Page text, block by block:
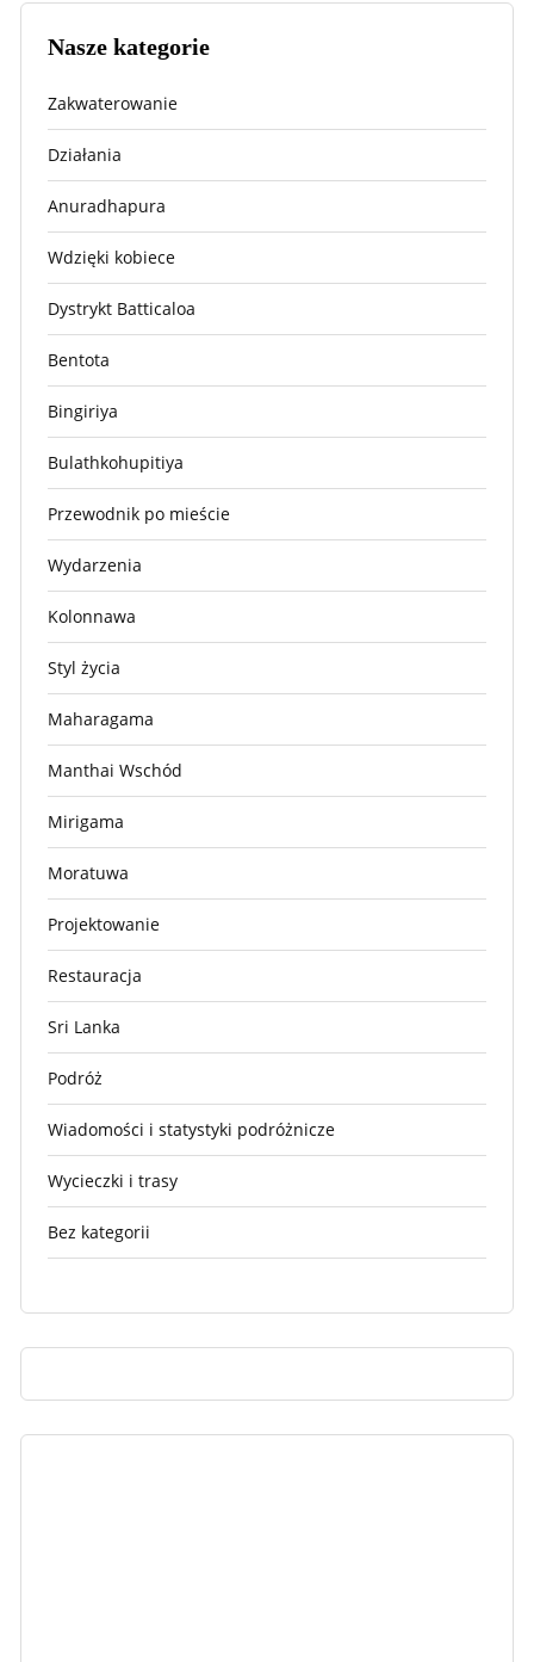
Nasze kategorie
Zakwaterowanie
Działania
Anuradhapura
Wdzięki kobiece
Dystrykt Batticaloa
Bentota
Bingiriya
Bulathkohupitiya
Przewodnik po mieście
Wydarzenia
Kolonnawa
Styl życia
Maharagama
Manthai Wschód
Mirigama
Moratuwa
Projektowanie
Restauracja
Sri Lanka
Podróż
Wiadomości i statystyki podróżnicze
Wycieczki i trasy
Bez kategorii